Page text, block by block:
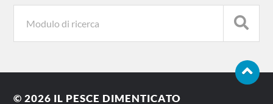
© 2026 IL PESCE DIMENTICATO